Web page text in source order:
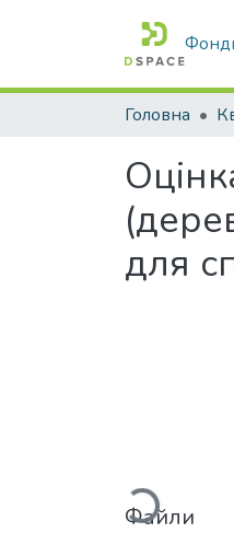
Головна
для
Вантажиться...
Файли